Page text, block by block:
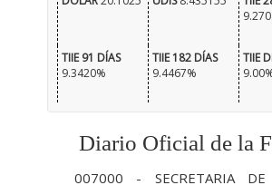
TIIE 91 DÍAS
9.3420%
TIIE 182 DÍAS
9.4467%
TIIE
Diario Oficial de la
007000 - SECRETARIA DE